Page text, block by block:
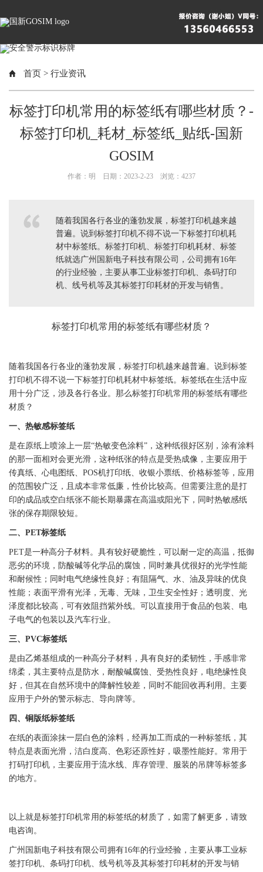
首页 > 行业资讯
标签打印机常用的标签纸有哪些材质？-
标签打印机_耗材_标签纸_贴纸-国新
GOSIM
作者：明 日期：2023-2-23 浏览： 4237
随着我国各行各业的蓬勃发展，标签打印机越来越
普遍。说到标签打印机不得不说一下标签打印机耗
材中标签纸。标签打印机、标签打印机耗材、标签
纸就选广州国新电子科技有限公司，公司拥有16年
的行业经验，主要从事工业标签打印机、条码打印
机、线号机等及其标签打印耗材的开发与销售。
标签打印机常用的标签纸有哪些材质？
随着我国各行各业的蓬勃发展， 标签打印机越来越普遍。说到 标签
打印机不得不说一下标签打印机耗材中标签纸。 标签纸在生活中应
用十分广泛，涉及各行各业。那么标签打印机常用的标签纸有哪些
材质？
一、热敏感标签纸
是在原纸上喷涂上一层“热敏变色涂料”，这种纸很好区别，涂有涂料
的那一面相对会更光滑，这种纸张的特点是受热成像，主要应用于
传真纸、心电图纸、POS机打印纸、收银小票纸、价格标签等，应用
的范围较广泛，且成本非常低廉，性价比较高。但需要注意的是打
印的成品或空白纸张不能长期暴露在高温或阳光下，同时热敏感纸
张的保存期限较短。
二、 PET标签纸
PET是一种高分子材料。具有较好硬脆性，可以耐一定的高温，抵御
恶劣的环境，防酸碱等化学品的腐蚀，同时兼具优很好的光学性能
和耐候性；同时电气绝缘性良好；有阻隔气、水、油及异味的优良
性能；表面平滑有光泽，无毒、无味，卫生安全性好；透明度、光
泽度都比较高，可有效阻挡紫外线。可以直接用于食品的包装、电
子电气的包装以及汽车行业。
三、 PVC标签纸
是由乙烯基组成的一种高分子材料，具有良好的柔韧性，手感非常
绵柔，其主要特点是防水，耐酸碱腐蚀、受热性良好，电绝缘性良
好，但其在自然环境中的降解性较差，同时不能回收再利用。主要
应用于户外的警示标志、导向牌等。
四、铜版纸标签纸
在纸的表面涂抹一层白色的涂料，经再加工而成的一种标签纸，其
特点是表面光滑，洁白度高、色彩还原性好，吸墨性能好。常用于
打码打印机 ，主要应用于流水线、库存管理、服装的吊牌等标签多
的地方。
以上就是标签打印机常用的标签纸的材质了，如需了解更多，请致
电咨询。
广州 国新电子科技有限公司拥有16年的行业经验，主要从事工业标
签打印机、 条码打印机、线号机等及其标签打印耗材的开发与销